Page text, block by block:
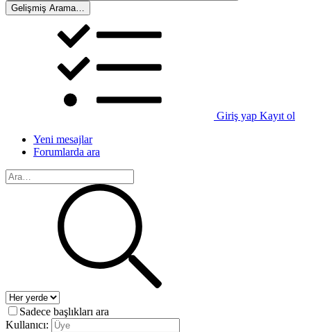
Gelişmiş Arama…
Giriş yap Kayıt ol
Yeni mesajlar
Forumlarda ara
Sadece başlıkları ara
Kullanıcı: